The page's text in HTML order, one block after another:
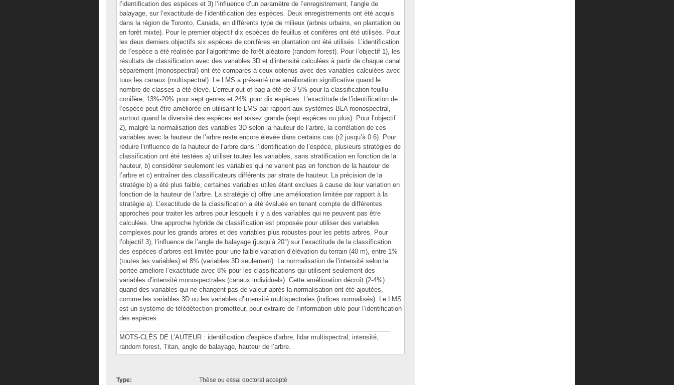
l’identification des espèces et 3) l’influence d’un paramètre de l’enregistrement, l’angle de
balayage, sur l’exactitude de l’identification des espèces. Deux enregistrements ont été acquis
dans la région de Toronto, Canada, en différents type de milieux (arbres urbains, en plantation ou
en forêt mixte). Pour le premier objectif dix espèces de feuillus et conifères ont été utilisés. Pour
les deux derniers objectifs six espèces de conifères en plantation ont été utilisés. L’identification
de l’espèce a été réalisée par l’algorithme de forêt aléatoire (random forest). Pour l’objectif 1), les
résultats de classification avec des variables 3D et d’intensité calculées à partir de chaque canal
séparément (monospectral) ont été comparés à ceux obtenus avec des variables calculées avec
tous les canaux (multispectral). Le LMS a présenté une amélioration significative quand le
nombre de classes a été élevé. L’erreur out-of-bag a été de 3-5% pour la classification feuillu-
conifère, 13%-20% pour sept genres et 24% pour dix espèces. L’exactitude de l’identification de
l’espèce peut être améliorée en utilisant le LMS par rapport aux systèmes BLA monospectral,
surtout quand la diversité des espèces est assez grande (sept espèces ou plus). Pour l’objectif
2), malgré la normalisation des variables 3D selon la hauteur de l’arbre, la corrélation de ces
variables avec la hauteur de l’arbre reste encore élevée dans certains cas (r2 jusqu’à 0.6). Pour
réduire l’influence de la hauteur de l’arbre dans l’identification de l’espèce, plusieurs stratégies de
classification ont été testées a) utiliser toutes les variables, sans stratification en fonction de la
hauteur, b) considérer seulement les variables qui ne varient pas en fonction de la hauteur de
l’arbre et c) entraîner des classificateurs différents par strate de hauteur. La précision de la
stratégie b) a été plus faible, certaines variables utiles étant exclues à cause de leur variation en
fonction de la hauteur de l’arbre. La stratégie c) offre une amélioration limitée par rapport à la
stratégie a). L’exactitude de la classification a été évaluée en tenant compte de différentes
approches pour traiter les arbres pour lesquels il y a des variables qui ne peuvent pas être
calculées. Une approche hybride de classification est proposée pour utiliser des variables
complexes pour les grands arbres et des variables plus robustes pour les petits arbres. Pour
l’objectif 3), l’influence de l’angle de balayage (jusqu’à 20°) sur l’exactitude de la classification
des espèces d’arbres est limitée pour une faible variation d’élévation du terrain (40 m), entre 1%
(toutes les variables) et 8% (variables 3D seulement). La normalisation de l’intensité selon la
portée améliore l’exactitude avec 8% pour les classifications qui utilisent seulement des
variables d’intensité monospectrales (canaux individuels). Cette amélioration décroît (2-4%)
quand des variables qui ne changent pas de valeur après la normalisation ont été ajoutées,
comme les variables 3D ou les variables d’intensité multispectrales (indices normalisés). Le LMS
est un système de télédétection prometteur, pour extraire de l’information utile pour l’identification
des espèces.
MOTS-CLÉS DE L’AUTEUR : identification d'espèce d'arbre, lidar multispectral, intensité,
random forest, Titan, angle de balayage, hauteur de l’arbre.
Type: Thèse ou essai doctoral accepté